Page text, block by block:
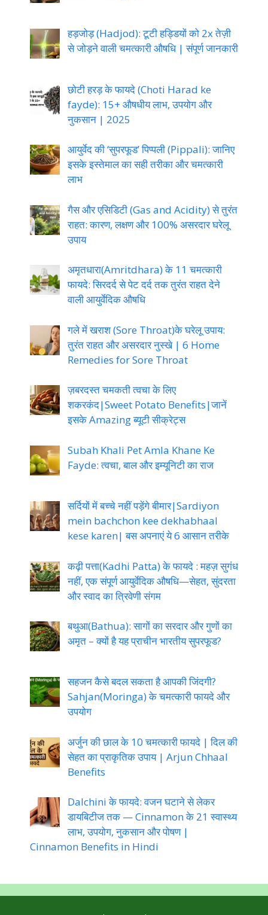
हड़जोड़ (Hadjod): टूटी हड्डियों को 2x तेज़ी
से जोड़ने वाली चमत्कारी औषधि | संपूर्ण जानकारी
छोटी हरड़ के फायदे (Choti Harad ke
fayde): 15+ औषधीय लाभ, उपयोग और
नुकसान | 2025
आयुर्वेद की ‘सुपरफूड’ पिप्पली (Pippali): जानिए
इसके इस्तेमाल का सही तरीका और चमत्कारी
लाभ
गैस और एसिडिटी (Gas and Acidity) से तुरंत
राहत: कारण, लक्षण और 100% असरदार घरेलू
उपाय
अमृतधारा(Amritdhara) के 11 चमत्कारी
फायदे: सिरदर्द से पेट दर्द तक तुरंत राहत देने
वाली आयुर्वेदिक औषधि
गले में खराश (Sore Throat)के घरेलू उपाय:
तुरंत राहत और असरदार नुस्खे | 6 Home
Remedies for Sore Throat
ज़बरदस्त चमकती त्वचा के लिए
शकरकंद|Sweet Potato Benefits|जानें
इसके Amazing ब्यूटी सीक्रेट्स
Subah Khali Pet Amla Khane Ke
Fayde: त्वचा, बाल और इम्यूनिटी का राज
सर्दियों में बच्चे नहीं पड़ेंगे बीमार|Sardiyon
mein bachchon kee dekhabhaal
kese karen| बस अपनाएं ये 6 आसान तरीके
कढ़ी पत्ता(Kadhi Patta) के फायदे : महज़ सुगंध
नहीं, एक संपूर्ण आयुर्वेदिक औषधि—सेहत, सुंदरता
और स्वाद का त्रिवेणी संगम
बथुआ(Bathua): सागों का सरदार और गुणों का
अमृत – क्यों है यह प्राचीन भारतीय सुपरफूड?
सहजन कैसे बदल सकता है आपकी जिंदगी?
Sahjan(Moringa) के चमत्कारी फायदे और
उपयोग
अर्जुन की छाल के 10 चमत्कारी फायदे | दिल की
सेहत का प्राकृतिक उपाय | Arjun Chhaal
Benefits
Dalchini के फायदे: वजन घटाने से लेकर
डायबिटीज तक — Cinnamon के 21 स्वास्थ्य
लाभ, उपयोग, नुकसान और पोषण |
Cinnamon Benefits in Hindi